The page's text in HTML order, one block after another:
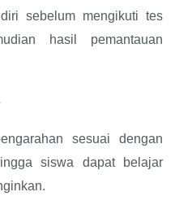
sebelum mengikuti tes
hasil pemantauan
sesuai dengan
siswa dapat belajar